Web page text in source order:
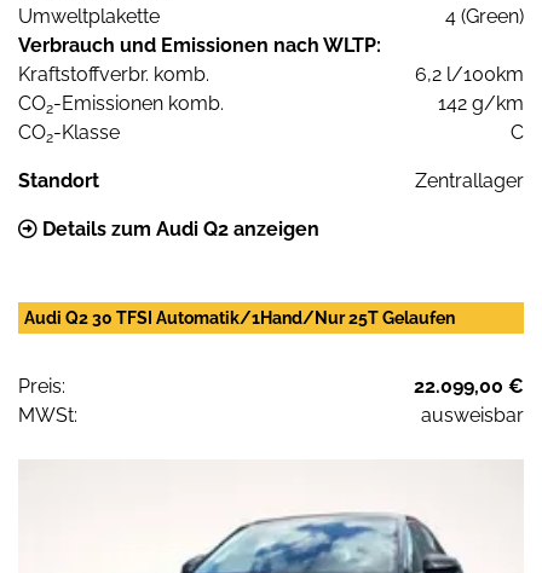
Umweltplakette
4 (Green)
Verbrauch und Emissionen nach WLTP:
Kraftstoffverbr. komb.
6,2 l/100km
CO2-Emissionen komb.
142 g/km
CO2-Klasse C
Standort Zentrallager
Details zum Audi Q2 anzeigen
Audi Q2 30 TFSI Automatik/1Hand/Nur 25T Gelaufen
Preis:
22.099,00 €
MWSt:
ausweisbar